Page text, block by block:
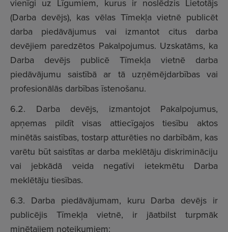
vienīgi uz Līgumiem, kurus ir noslēdzis Lietotājs
(Darba devējs), kas vēlas Tīmekļa vietnē publicēt
darba piedāvājumus vai izmantot citus darba
devējiem paredzētos Pakalpojumus. Uzskatāms, ka
Darba devējs publicē Tīmekļa vietnē darba
piedāvājumu saistībā ar tā uzņēmējdarbības vai
profesionālās darbības īstenošanu.
6.2. Darba devējs, izmantojot Pakalpojumus,
apņemas pildīt visas attiecīgajos tiesību aktos
minētās saistības, tostarp atturēties no darbībām, kas
varētu būt saistītas ar darba meklētāju diskrimināciju
vai jebkādā veida negatīvi ietekmētu Darba
meklētāju tiesības.
6.3. Darba piedāvājumam, kuru Darba devējs ir
publicējis Tīmekļa vietnē, ir jāatbilst turpmāk
minētajiem noteikumiem: